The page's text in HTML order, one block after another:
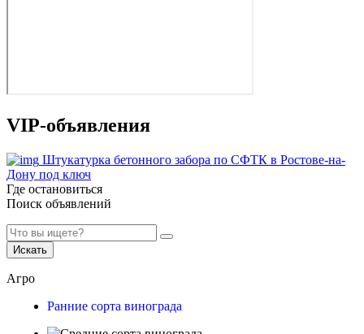
VIP-объявления
Штукатурка бетонного забора по СФТК в Ростове-на-
Дону под ключ
Где остановиться
Поиск объявлений
Искать
Агро
Ранние сорта винограда